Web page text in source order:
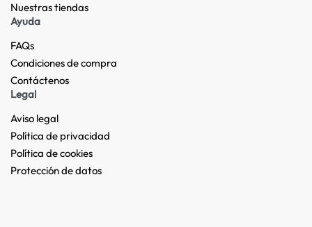
Nuestras tiendas​
Ayuda
FAQs
Condiciones de compra
Contáctenos
Legal
Aviso legal
Política de privacidad
Política de cookies
Protección de datos